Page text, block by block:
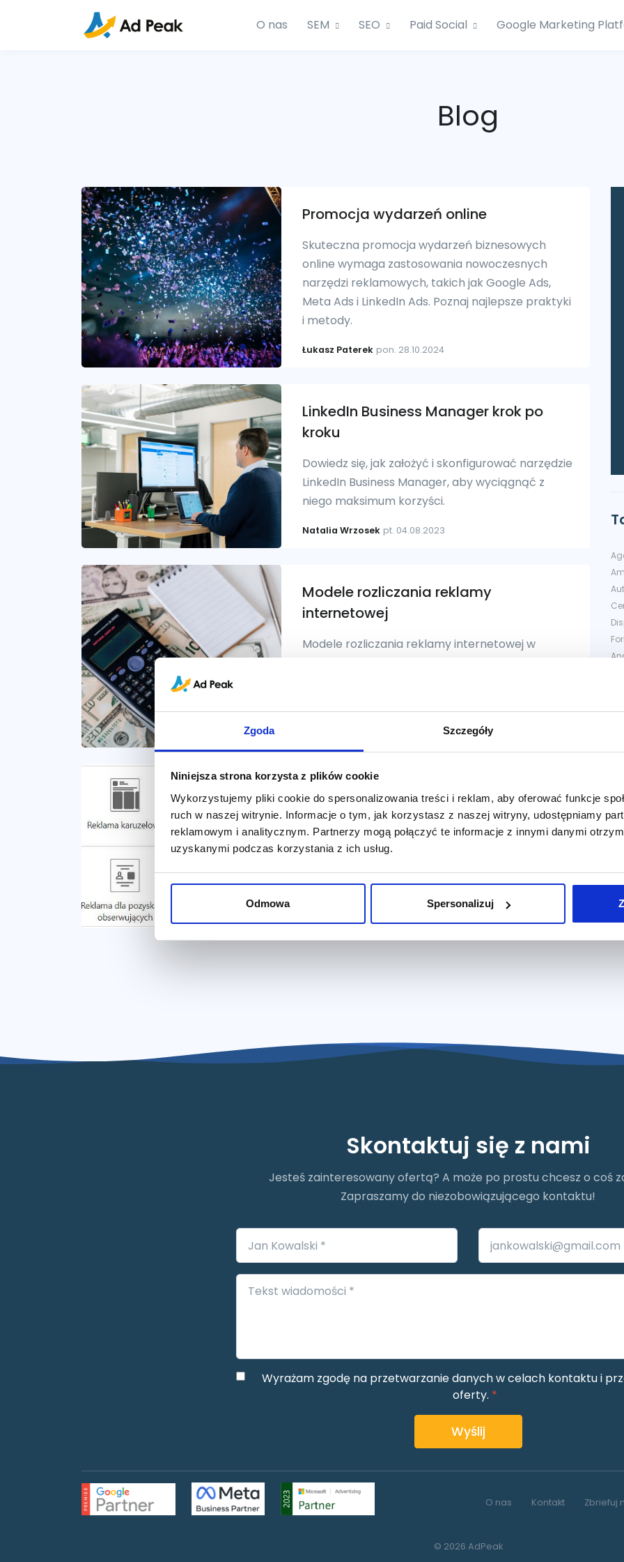
Zgoda Szczegóły
Niniejsza strona korzysta z plików cookie
Wykorzystujemy pliki cookie do spersonalizowania treści i reklam, aby oferować funkcje
ruch w naszej witrynie. Informacje o tym, jak korzystasz z naszej witryny, udostępniamy
reklamowym i analitycznym. Partnerzy mogą połączyć te informacje z innymi danymi
uzyskanymi podczas korzystania z ich usług.
Odmowa Spersonalizuj
O nas SEM SEO Paid Social Google Marketing
Blog
Promocja wydarzeń online
Skuteczna promocja wydarzeń biznesowych
online wymaga zastosowania nowoczesnych
narzędzi reklamowych, takich jak Google Ads,
Meta Ads i LinkedIn Ads. Poznaj najlepsze praktyki
i metody.
Łukasz Paterek pon. 28.10.2024
LinkedIn Business Manager krok po
kroku
Dowiedz się, jak założyć i skonfigurować narzędzie
LinkedIn Business Manager, aby wyciągnąć z
niego maksimum korzyści.
Natalia Wrzosek pt. 04.08.2023
Modele rozliczania reklamy
internetowej
Modele rozliczania reklamy internetowej w
LinkedIn Ads – krótki przewodnik dla
reklamodawców
Sprawdź, jakie możliwości reklamowe oferuje
LinkedIn nie będzie miała przed Tobą tajemnic!
czw. 14.10.2021
Skontaktuj się z nami
Jesteś zainteresowany ofertą? A może po prostu chcesz o coś
Zapraszamy do niezobowiązującego kontaktu!
Wyrażam zgodę na przetwarzanie danych w celach kontaktu i
oferty. *
Wyślij
O nas Kontakt Zbriefuj
© 2026 AdPeak